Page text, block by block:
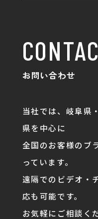
お問い合わせ
当社では、岐阜県
県を中心に
全国のお客様のブ
っています。
遠隔でのビデオ・
応も可能です。
お気軽にご相談く